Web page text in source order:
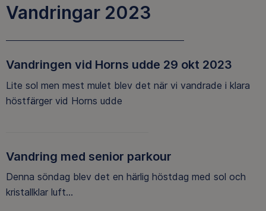
Vandringar 2023
Vandringen vid Horns udde 29 okt 2023
Lite sol men mest mulet blev det när vi vandrade i klara
höstfärger vid Horns udde
Vandring med senior parkour
Denna söndag blev det en härlig höstdag med sol och
kristallklar luft...